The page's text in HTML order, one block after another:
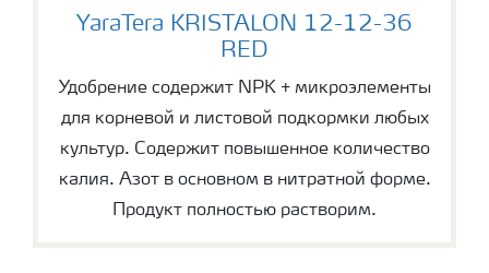
YaraTera KRISTALON 12-12-36 RED
YaraTera KRISTALON 12-12-36
RED
Удобрение содержит NPK + микроэлементы
для корневой и листовой подкормки любых
культур. Содержит повышенное количество
калия. Азот в основном в нитратной форме.
Продукт полностью растворим.